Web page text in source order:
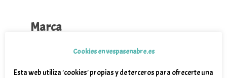
Marca
Piaggio
Cookies en vespasenabre.es
Esta web utiliza 'cookies' propias y de terceros para ofrecerte una